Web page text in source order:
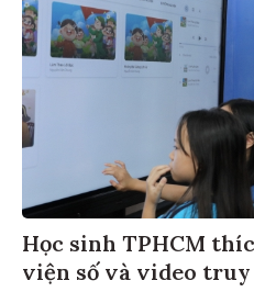
Học sinh TPHCM
viện số và video